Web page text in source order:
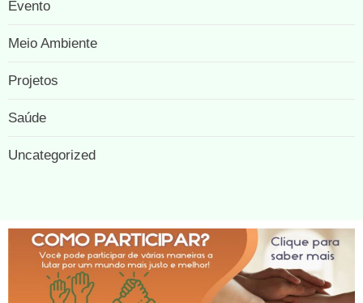
Evento
Meio Ambiente
Projetos
Saúde
Uncategorized